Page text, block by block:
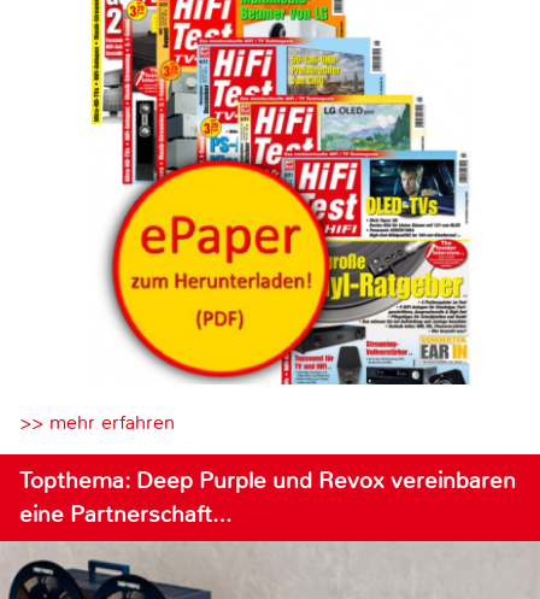
>> mehr erfahren
Topthema: Deep Purple und Revox vereinbaren
eine Partnerschaft…